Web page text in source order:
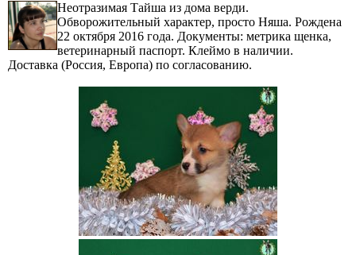
Неотразимая Тайша из дома верди.
Обворожительный характер, просто Няша. Рождена
22 октября 2016 года. Документы: метрика щенка,
ветеринарный паспорт. Клеймо в наличии.
Доставка (Россия, Европа) по согласованию.